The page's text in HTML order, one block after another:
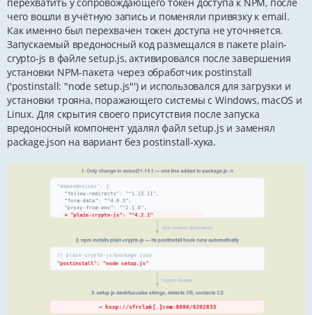
чего вошли в учётную запись и поменяли привязку к email.
Как именно был перехвачен токен доступа не уточняется.
Запускаемый вредоносный код размещался в пакете plain-
crypto-js в файле setup.js, активировался после завершения
установки NPM-пакета через обработчик postinstall
('postinstall: "node setup.js"') и использовался для загрузки и
установки трояна, поражающего системы с Windows, macOS и
Linux. Для скрытия своего присутствия после запуска
вредоносный компонент удалял файл setup.js и заменял
package.json на вариант без postinstall-хука.